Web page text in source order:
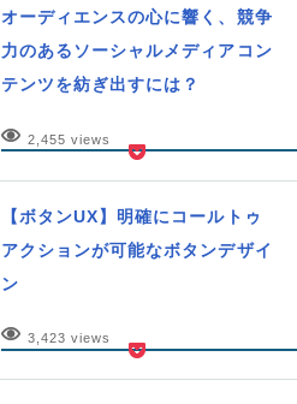
オーディエンスの心に響く、競争
力のあるソーシャルメディアコン
テンツを紡ぎ出すには？
2,455 views
【ボタンUX】明確にコールトゥ
アクションが可能なボタンデザイ
ン
3,423 views